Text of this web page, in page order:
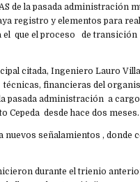
de la pasada administración
registro y elementos para
que el proceso de
citada, Ingeniero Lauro
financieras del
pasada administración a
Cepeda desde hace dos meses.
señalamientos , donde
durante el trienio